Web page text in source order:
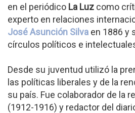
en el periódico La Luz como
experto en relaciones
José Asunción Silva en 1886 y
círculos políticos e
Desde su juventud utilizó la
las políticas liberales y de la
su país. Fue colaborador de la
(1912-1916) y redactor del